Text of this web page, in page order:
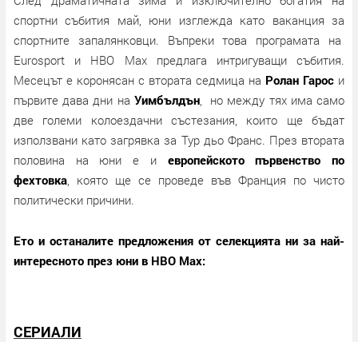
спортни събития май, юни изглежда като ваканция за
спортните запалянковци. Въпреки това програмата на
Eurosport и НВО Max предлага интригуващи събития.
Месецът е коронясан с втората седмица на Ролан Гарос и
първите дава дни на Уимбълдън, но между тях има само
две големи колоездачни състезания, които ще бъдат
използвани като загрявка за Тур дьо Франс. През втората
половина на юни е и
европейското първенство по
фехтовка , която ще се проведе във Франция по чисто
политически причини.
Ето и останалите предложения от селекцията ни за най-
интересното през юни в HBO Max:
СЕРИАЛИ